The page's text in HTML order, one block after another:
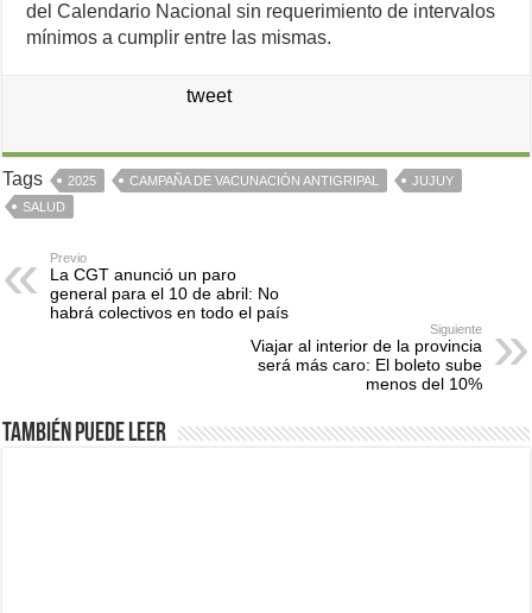
del Calendario Nacional sin requerimiento de intervalos
mínimos a cumplir entre las mismas.
tweet
Tags 2025 CAMPAÑA DE VACUNACIÓN ANTIGRIPAL
JUJUY
SALUD
Previo
La CGT anunció un paro
general para el 10 de abril: No
habrá colectivos en todo el país
Siguiente
Viajar al interior de la provincia
será más caro: El boleto sube
menos del 10%
También puede leer